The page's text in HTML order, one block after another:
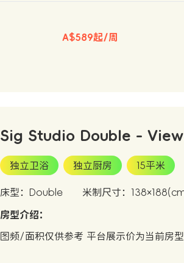
A$589起/周
Sig Studio Double -
独立卫浴 独立厨房 15平米
床型：Double 米制尺寸：
房型介绍：
图频/面积仅供参考 平台展示价为当前房